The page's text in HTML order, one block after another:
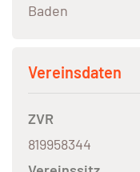
Baden
Vereinsdaten
ZVR
819958344